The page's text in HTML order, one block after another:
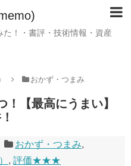
！・書評・技術情報・資産
おかず・つまみ
！【最高にうまい】
おかず・つまみ,
, 評価★★★